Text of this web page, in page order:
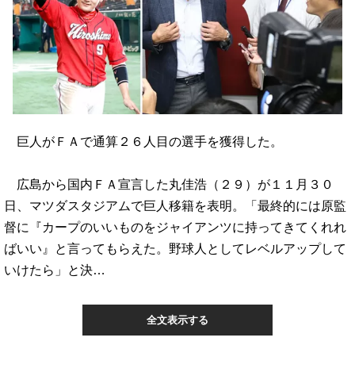
巨人がＦＡで通算２６人目の選手を獲得した。
広島から国内ＦＡ宣言した丸佳浩（２９）が１１月３０
日、マツダスタジアムで巨人移籍を表明。「最終的には原監
督に『カープのいいものをジャイアンツに持ってきてくれれ
ばいい』と言ってもらえた。野球人としてレベルアップして
いけたら」と決…
全文表示する